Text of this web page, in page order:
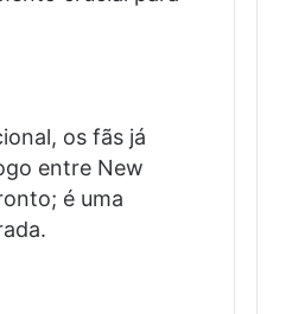
os fãs já
entre New
é uma